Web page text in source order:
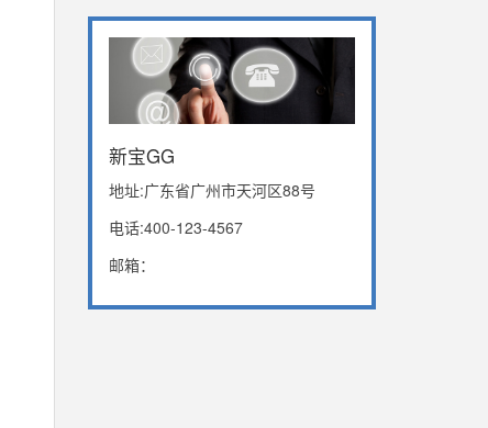
新宝GG
地址:广东省广州市天河区88号
电话:400-123-4567
邮箱：